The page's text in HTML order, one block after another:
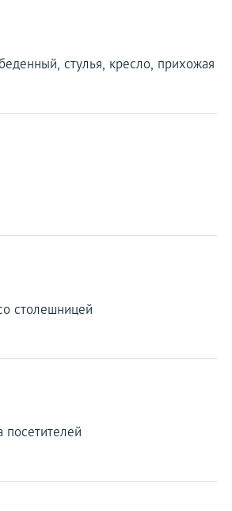
стулья, кресло, прихожая
столешницей
посетителей